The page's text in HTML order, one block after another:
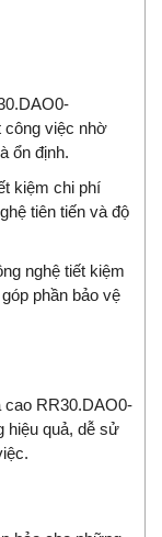
công việc nhờ
ổn định.
kiệm chi phí
tiên tiến và độ
nghệ tiết kiệm
phần bảo vệ
cao RR30.DAO0-
hiệu quả, dễ sử